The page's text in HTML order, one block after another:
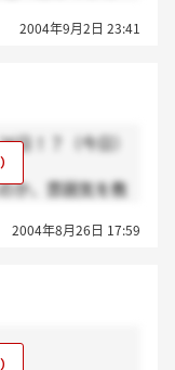
2004年9月2日 23:41
日！？（今日）
か、雰囲気を教
2004年8月26日 17:59